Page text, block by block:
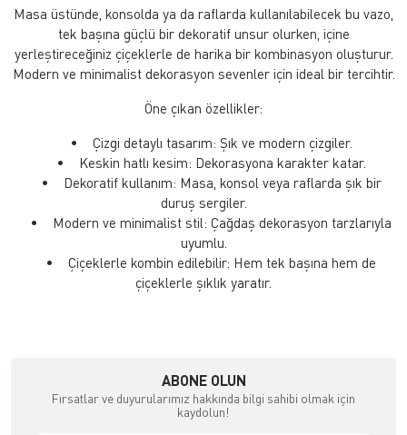
Masa üstünde, konsolda ya da raflarda kullanılabilecek bu vazo,
tek başına güçlü bir dekoratif unsur olurken, içine
yerleştireceğiniz çiçeklerle de harika bir kombinasyon oluşturur.
Modern ve minimalist dekorasyon sevenler için ideal bir tercihtir.
Öne çıkan özellikler:
• Çizgi detaylı tasarım: Şık ve modern çizgiler.
• Keskin hatlı kesim: Dekorasyona karakter katar.
• Dekoratif kullanım: Masa, konsol veya raflarda şık bir
duruş sergiler.
• Modern ve minimalist stil: Çağdaş dekorasyon tarzlarıyla
uyumlu.
• Çiçeklerle kombin edilebilir: Hem tek başına hem de
çiçeklerle şıklık yaratır.
ABONE OLUN
Fırsatlar ve duyurularımız hakkında bilgi sahibi olmak için
kaydolun!